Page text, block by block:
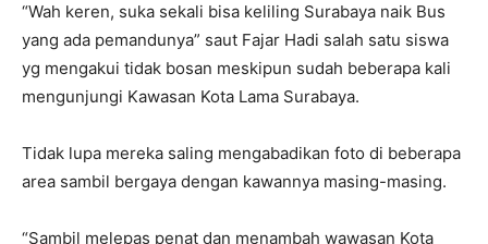
“Wah keren, suka sekali bisa keliling Surabaya naik Bus
yang ada pemandunya” saut Fajar Hadi salah satu siswa
yg mengakui tidak bosan meskipun sudah beberapa kali
mengunjungi Kawasan Kota Lama Surabaya.
Tidak lupa mereka saling mengabadikan foto di beberapa
area sambil bergaya dengan kawannya masing-masing.
“Sambil melepas penat dan menambah wawasan Kota